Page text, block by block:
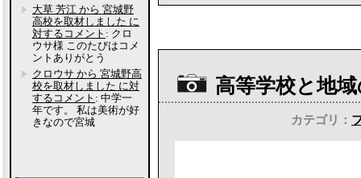
高等学校と地
カテゴリ：
大草 芳江 から 宮城野
高校を取材しました に
対するコメント : クロ
ウサ様 このたびはコメ
ントありがとう
クロウサ から 宮城野高
校を取材しました に対
するコメント : 中学一
年です。 私は美術が好
きなので宮城